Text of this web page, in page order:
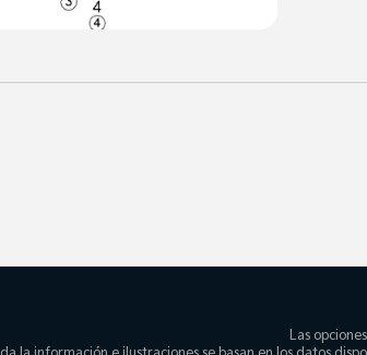
Las